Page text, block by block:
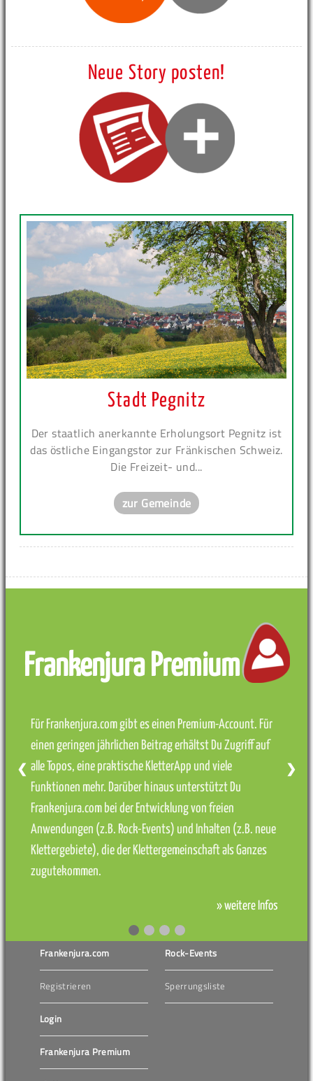
Neue Story posten!
Stadt Pegnitz
Der staatlich anerkannte Erholungsort Pegnitz ist
das östliche Eingangstor zur Fränkischen Schweiz.
Die Freizeit- und...
zur Gemeinde
Frankenjura Premium
Für Frankenjura.com gibt es einen Premium-Account. Für
einen geringen jährlichen Beitrag erhältst Du Zugriff auf
alle Topos, eine praktische KletterApp und viele
Funktionen mehr. Darüber hinaus unterstützt Du
Frankenjura.com bei der Entwicklung von freien
Anwendungen (z.B. Rock-Events) und Inhalten (z.B. neue
Klettergebiete), die der Klettergemeinschaft als Ganzes
zugutekommen.
» weitere Infos
❮ ❯
Frankenjura.com
Registrieren
Login
Frankenjura Premium
Rock-Events
Sperrungsliste